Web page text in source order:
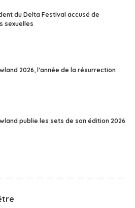
du Delta Festival accusé de
sexuelles
2026, l’année de la résurrection
publie les sets de son édition 2026